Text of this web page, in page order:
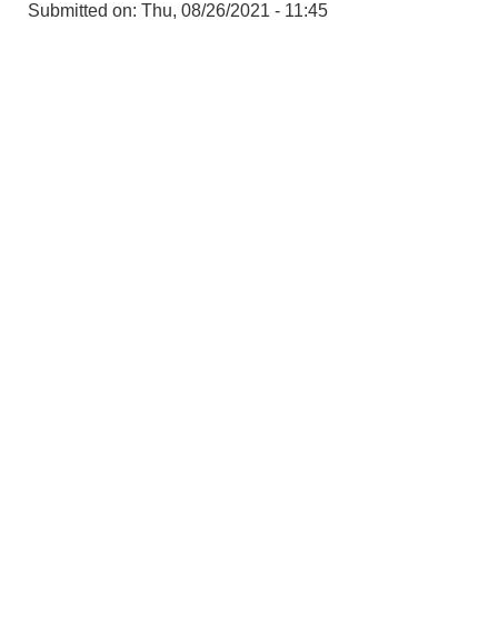
Submitted on: Thu, 08/26/2021 - 11:45